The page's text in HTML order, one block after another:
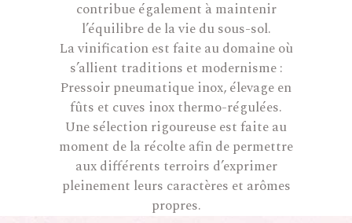
contribue également à maintenir
l’équilibre de la vie du sous-sol.
La vinification est faite au domaine où
s’allient traditions et modernisme :
Pressoir pneumatique inox, élevage en
fûts et cuves inox thermo-régulées.
Une sélection rigoureuse est faite au
moment de la récolte afin de permettre
aux différents terroirs d’exprimer
pleinement leurs caractères et arômes
propres.